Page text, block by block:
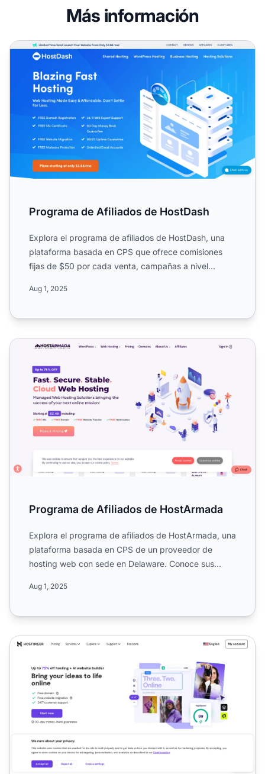
Más información
Programa de Afiliados de HostDash
Programa de Afiliados de HostDash
Explora el programa de afiliados de HostDash, una
plataforma basada en CPS que ofrece comisiones
fijas de $50 por cada venta, campañas a nivel
Aug 1, 2025
Programa de Afiliados de HostArmada
Programa de Afiliados de HostArmada
Explora el programa de afiliados de HostArmada, una
plataforma basada en CPS de un proveedor de
hosting web con sede en Delaware. Conoce sus
Aug 1, 2025
Programa de Afiliados de Hostinger